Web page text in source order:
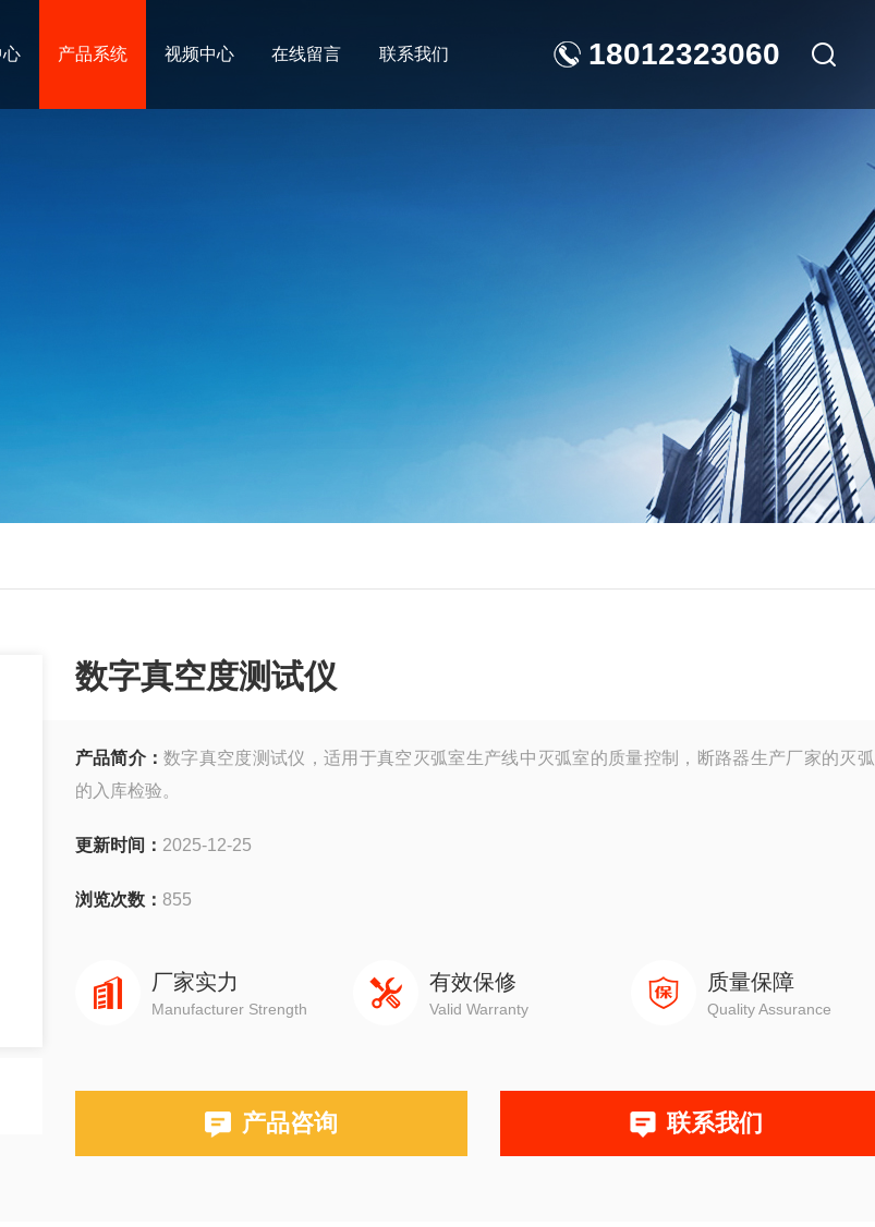
18012323060
心 产品系统 视频中心 在线留言 联系我们
数字真空度测试仪
产品简介： 数字真空度测试仪，适用于真空灭弧室生产线中灭弧室的质量控制，断路器生产厂家的灭
的入库检验。
更新时间： 2025-12-25
浏览次数： 855
厂家实力
Manufacturer Strength
有效保修
Valid Warranty
质量保障
Quality Assurance
产品咨询 联系我们